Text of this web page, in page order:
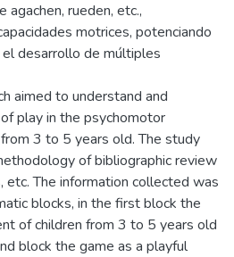
agachen, rueden, etc.,
motrices, potenciando
el desarrollo de múltiples
aimed to understand and
play in the psychomotor
3 to 5 years old. The study
of bibliographic review
etc. The information collected was
blocks, in the first block the
of children from 3 to 5 years old
block the game as a playful